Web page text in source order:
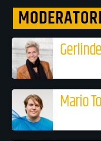
Mario